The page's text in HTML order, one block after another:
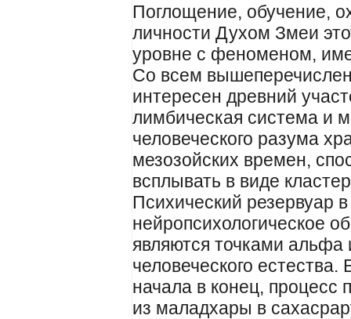
Поглощение, обучение,
личности Духом Змеи
уровне с феноменом,
Со всем
интересен древний
лимбическая система и
человеческого разума
мезозойских времен,
всплывать в виде
Психический резервуар
нейропсихологическое
являются точками альфа
человеческого
начала в конец, процесс
из маладхары в